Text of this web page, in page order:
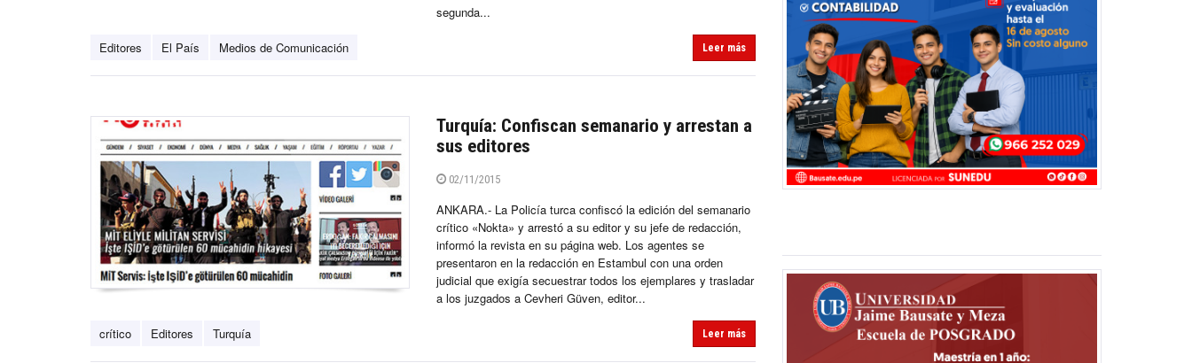
segunda...
Editores El País Medios de Comunicación Leer más
Turquía: Confiscan semanario y arrestan a
sus editores
02/11/2015
ANKARA.- La Policía turca confiscó la edición del semanario
crítico «Nokta» y arrestó a su editor y su jefe de redacción,
informó la revista en su página web. Los agentes se
presentaron en la redacción en Estambul con una orden
judicial que exigía secuestrar todos los ejemplares y trasladar
a los juzgados a Cevheri Güven, editor...
crítico Editores Turquía Leer más